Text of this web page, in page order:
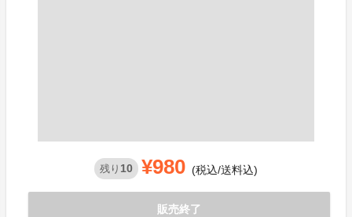
残り 10 ¥980 (税込/送料込)
販売終了